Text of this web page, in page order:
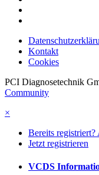
Kontakt
Cookies
PCI Diagnosetechnik
Community
×
Bereits registriert?
Jetzt registrieren
VCDS